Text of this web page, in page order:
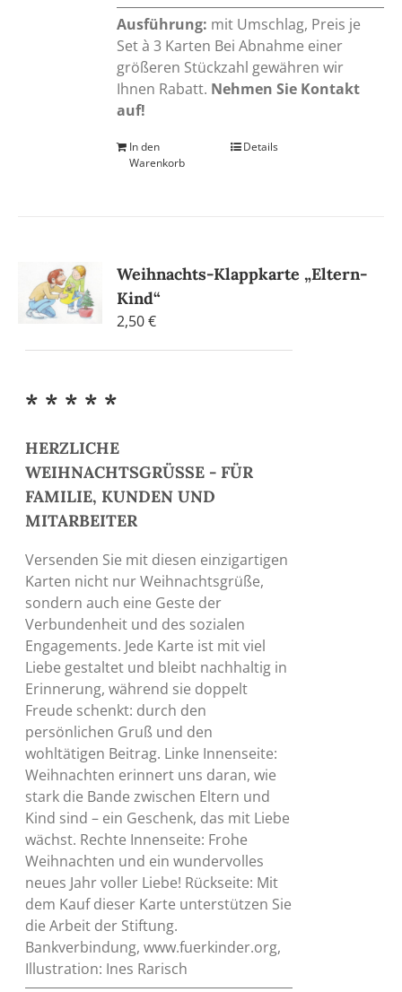
Ausführung: mit Umschlag, Preis je
Set à 3 Karten Bei Abnahme einer
größeren Stückzahl gewähren wir
Ihnen Rabatt. Nehmen Sie Kontakt
auf!
In den
Warenkorb
Details
Weihnachts-Klappkarte „Eltern-
Kind“
2,50€
* * * * *
HERZLICHE
WEIHNACHTSGRÜSSE - FÜR
FAMILIE, KUNDEN UND
MITARBEITER
Versenden Sie mit diesen einzigartigen
Karten nicht nur Weihnachtsgrüße,
sondern auch eine Geste der
Verbundenheit und des sozialen
Engagements. Jede Karte ist mit viel
Liebe gestaltet und bleibt nachhaltig in
Erinnerung, während sie doppelt
Freude schenkt: durch den
persönlichen Gruß und den
wohltätigen Beitrag. Linke Innenseite:
Weihnachten erinnert uns daran, wie
stark die Bande zwischen Eltern und
Kind sind – ein Geschenk, das mit Liebe
wächst. Rechte Innenseite: Frohe
Weihnachten und ein wundervolles
neues Jahr voller Liebe! Rückseite: Mit
dem Kauf dieser Karte unterstützen Sie
die Arbeit der Stiftung.
Bankverbindung, www.fuerkinder.org,
Illustration: Ines Rarisch